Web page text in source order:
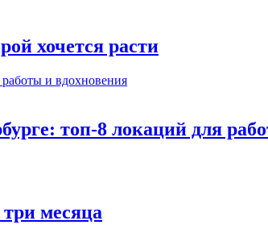
хочется расти
топ-8 локаций для
месяца